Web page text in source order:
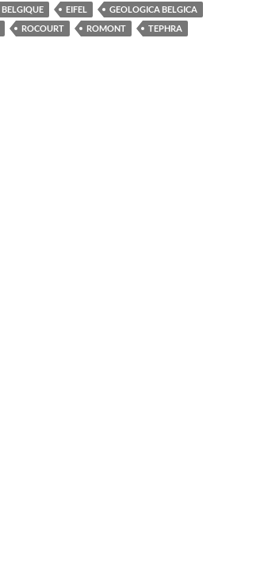
BELGIQUE EIFEL
GEOLOGICA BELGICA
ROCOURT ROMONT TEPHRA